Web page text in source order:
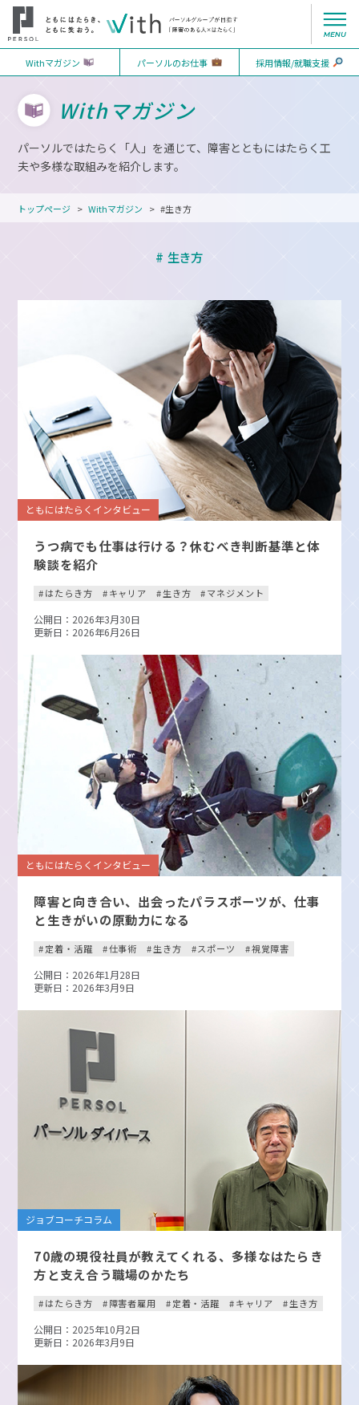
Withマガジン パーソルのお仕事 採用情報/就職支援
Withマガジン
パーソルではたらく「人」を通じて、障害とともにはたらく工
夫や多様な取組みを紹介します。
トップページ Withマガジン #生き方
# 生き方
ともにはたらくインタビュー
うつ病でも仕事は行ける？休むべき判断基準と体
験談を紹介
はたらき方 キャリア 生き方 マネジメント
公開日：2026年3月30日
更新日：2026年6月26日
ともにはたらくインタビュー
障害と向き合い、出会ったパラスポーツが、仕事
と生きがいの原動力になる
定着・活躍 仕事術 生き方 スポーツ 視覚障害
公開日：2026年1月28日
更新日：2026年3月9日
ジョブコーチコラム
70歳の現役社員が教えてくれる、多様なはたらき
方と支え合う職場のかたち
はたらき方 障害者雇用 定着・活躍 キャリア 生き方
公開日：2025年10月2日
更新日：2026年3月9日